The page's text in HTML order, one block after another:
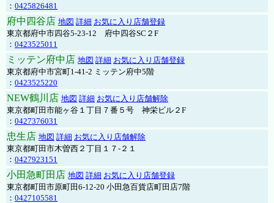
： 0425826481
府中四谷店 地図 詳細 お気に入り店舗登録
東京都府中市四谷5-23-12 府中四谷SC２F
： 0423525011
ミッテン府中店 地図 詳細 お気に入り店舗登録
東京都府中市宮町1-41-2 ミッテン府中5階
： 0423525220
NEW鶴川店 地図 詳細 お気に入り店舗解除
東京都町田市能ヶ谷１丁目７番５号 神栄ビル２F
： 0427376031
忠生店 地図 詳細 お気に入り店舗解除
東京都町田市木曽西２丁目１７-２１
： 0427923151
小田急町田店 地図 詳細 お気に入り店舗登録
東京都町田市原町田6-12-20 小田急百貨店町田店7階
： 0427105581